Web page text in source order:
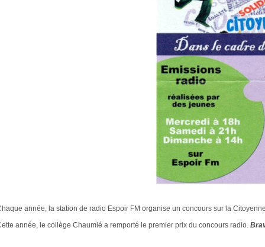
année, la station de radio Espoir FM organise un concours sur la
année, le collège Chaumié a remporté le premier prix du concours radio.